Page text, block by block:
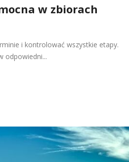
w zbiorach
i kontrolować wszystkie etapy.
odpowiedni...